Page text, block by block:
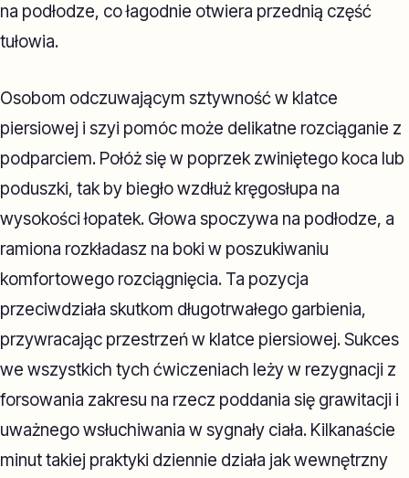
na podłodze, co łagodnie otwiera przednią część
tułowia.
Osobom odczuwającym sztywność w klatce
piersiowej i szyi pomóc może delikatne rozciąganie z
podparciem. Połóż się w poprzek zwiniętego koca lub
poduszki, tak by biegło wzdłuż kręgosłupa na
wysokości łopatek. Głowa spoczywa na podłodze, a
ramiona rozkładasz na boki w poszukiwaniu
komfortowego rozciągnięcia. Ta pozycja
przeciwdziała skutkom długotrwałego garbienia,
przywracając przestrzeń w klatce piersiowej. Sukces
we wszystkich tych ćwiczeniach leży w rezygnacji z
forsowania zakresu na rzecz poddania się grawitacji i
uważnego wsłuchiwania w sygnały ciała. Kilkanaście
minut takiej praktyki dziennie działa jak wewnętrzny